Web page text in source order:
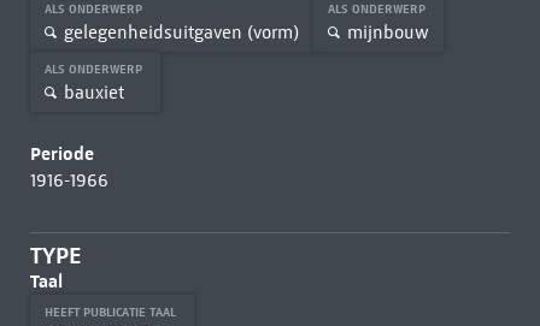
ALS ONDERWERP
gelegenheidsuitgaven (vorm)
ALS ONDERWERP
mijnbouw
ALS ONDERWERP
bauxiet
Periode
1916-1966
TYPE
Taal
HEEFT PUBLICATIE TAAL